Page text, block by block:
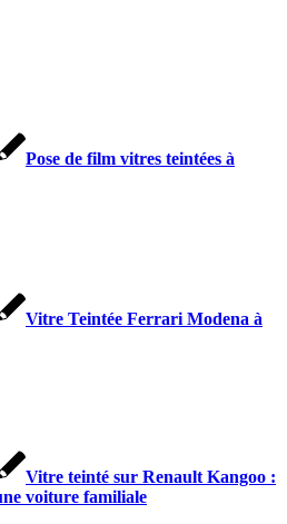
Pose de film vitres teintées à
Vitre Teintée Ferrari Modena à
Vitre teinté sur Renault Kangoo :
voiture familiale